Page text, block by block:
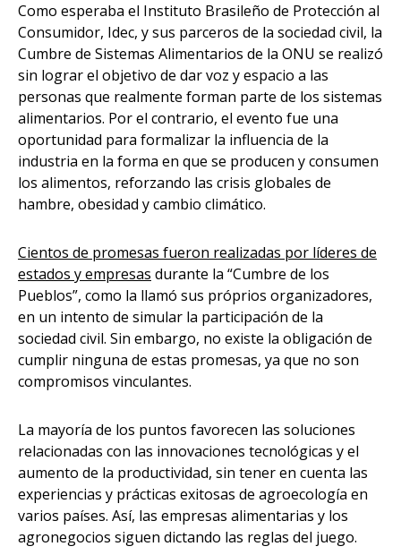
Como esperaba el Instituto Brasileño de Protección al
Consumidor, Idec, y sus parceros de la sociedad civil, la
Cumbre de Sistemas Alimentarios de la ONU se realizó
sin lograr el objetivo de dar voz y espacio a las
personas que realmente forman parte de los sistemas
alimentarios. Por el contrario, el evento fue una
oportunidad para formalizar la influencia de la
industria en la forma en que se producen y consumen
los alimentos, reforzando las crisis globales de
hambre, obesidad y cambio climático.
Cientos de promesas fueron realizadas por líderes de
estados y empresas durante la “Cumbre de los
Pueblos”, como la llamó sus próprios organizadores,
en un intento de simular la participación de la
sociedad civil. Sin embargo, no existe la obligación de
cumplir ninguna de estas promesas, ya que no son
compromisos vinculantes.
La mayoría de los puntos favorecen las soluciones
relacionadas con las innovaciones tecnológicas y el
aumento de la productividad, sin tener en cuenta las
experiencias y prácticas exitosas de agroecología en
varios países. Así, las empresas alimentarias y los
agronegocios siguen dictando las reglas del juego.